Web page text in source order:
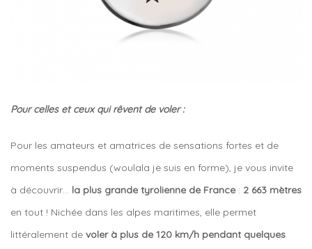
Pour celles et ceux qui rêvent de voler :
Pour les amateurs et amatrices de sensations fortes et de
moments suspendus (woulala je suis en forme), je vous invite
à découvrir… la plus grande tyrolienne de France : 2 663 mètres
en tout ! Nichée dans les alpes maritimes, elle permet
littéralement de voler à plus de 120 km/h pendant quelques